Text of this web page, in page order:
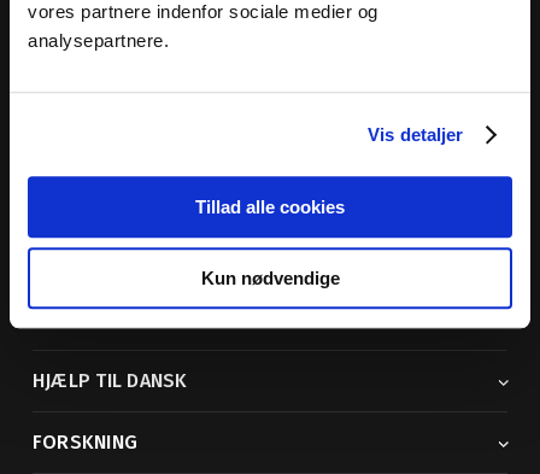
vores partnere indenfor sociale medier og
analysepartnere.
Vis detaljer
Tillad alle cookies
Kun nødvendige
Dansk Sprognævn
Adelgade 119 B
Vi findes også på sociale medier
HJÆLP TIL DANSK
FORSKNING